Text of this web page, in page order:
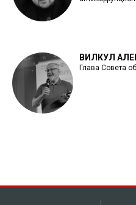
ВИЛКУЛ
Глава Совета